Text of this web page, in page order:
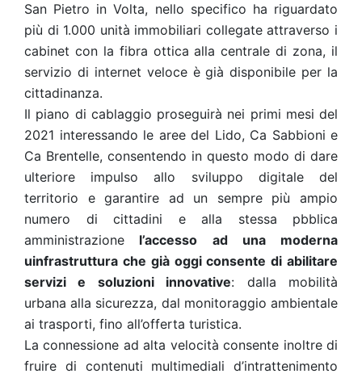
San Pietro in Volta, nello specifico ha riguardato
più di 1.000 unità immobiliari collegate attraverso i
cabinet con la fibra ottica alla centrale di zona, il
servizio di internet veloce è già disponibile per la
cittadinanza.
Il piano di cablaggio proseguirà nei primi mesi del
2021 interessando le aree del Lido, Ca Sabbioni e
Ca Brentelle, consentendo in questo modo di dare
ulteriore impulso allo sviluppo digitale del
territorio e garantire ad un sempre più ampio
numero di cittadini e alla stessa pbblica
amministrazione l’accesso ad una moderna
uinfrastruttura che già oggi consente di abilitare
servizi e soluzioni innovative: dalla mobilità
urbana alla sicurezza, dal monitoraggio ambientale
ai trasporti, fino all’offerta turistica.
La connessione ad alta velocità consente inoltre di
fruire di contenuti multimediali d’intrattenimento